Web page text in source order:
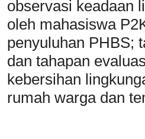
observasi keadaan
oleh mahasiswa
penyuluhan PHBS;
dan tahapan
kebersihan
rumah warga dan